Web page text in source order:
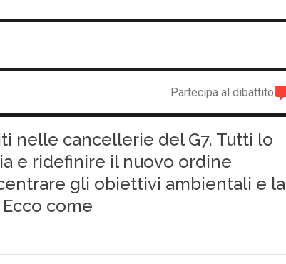
Partecipa al dibattito
nelle cancellerie del G7. Tutti lo
e ridefinire il nuovo ordine
gli obiettivi ambientali e la
come